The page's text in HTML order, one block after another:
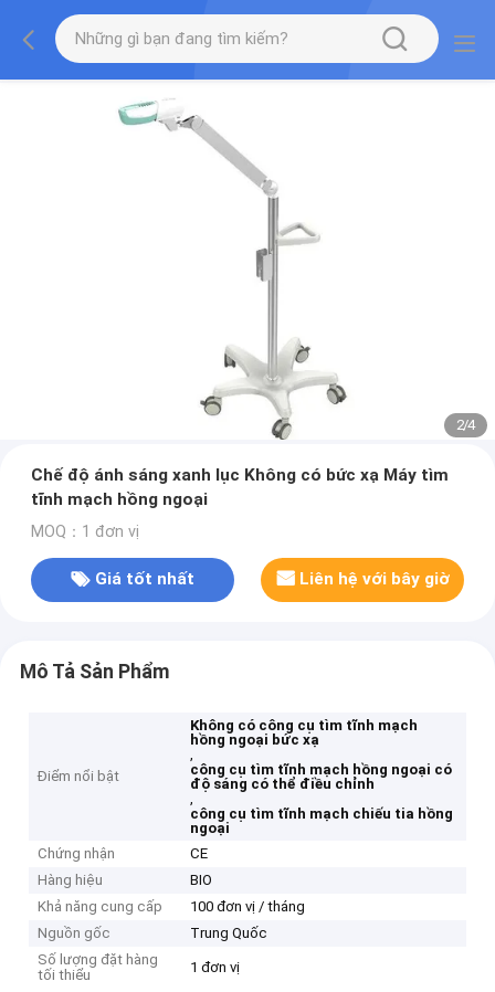
2/4
Chế độ ánh sáng xanh lục Không có bức xạ Máy tìm
tĩnh mạch hồng ngoại
MOQ：1 đơn vị
Giá tốt nhất Liên hệ với bây giờ
Mô Tả Sản Phẩm
Điểm nổi bật
Không có công cụ tìm tĩnh mạch
hồng ngoại bức xạ
,
công cụ tìm tĩnh mạch hồng ngoại có
độ sáng có thể điều chỉnh
,
công cụ tìm tĩnh mạch chiếu tia hồng
ngoại
Chứng nhận
CE
Hàng hiệu
BIO
Khả năng cung cấp
100 đơn vị / tháng
Nguồn gốc
Trung Quốc
Số lượng đặt hàng
tối thiểu
1 đơn vị